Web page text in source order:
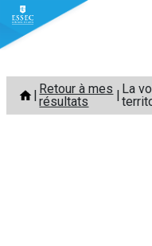
Aller
contenu
Retour à mes
résultats
La